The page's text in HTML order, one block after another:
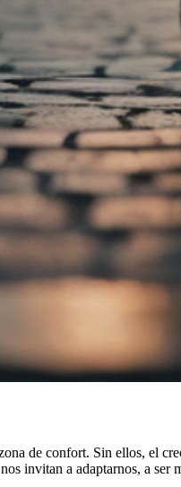
de confort. Sin ellos, el
invitan a adaptarnos, a